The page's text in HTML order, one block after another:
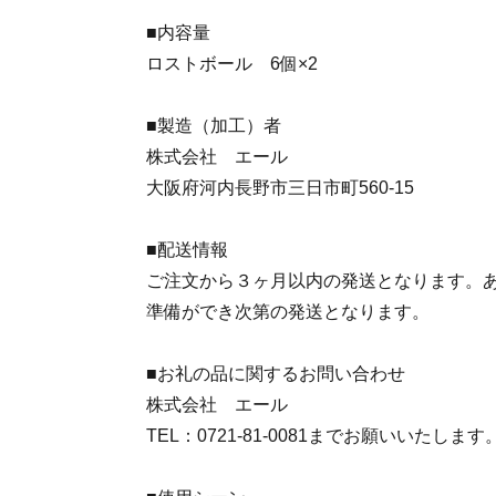
■内容量
ロストボール 6個×2
■製造（加工）者
株式会社 エール
大阪府河内長野市三日市町560-15
■配送情報
ご注文から３ヶ月以内の発送となります。
準備ができ次第の発送となります。
■お礼の品に関するお問い合わせ
株式会社 エール
TEL：0721-81-0081までお願いいたします。